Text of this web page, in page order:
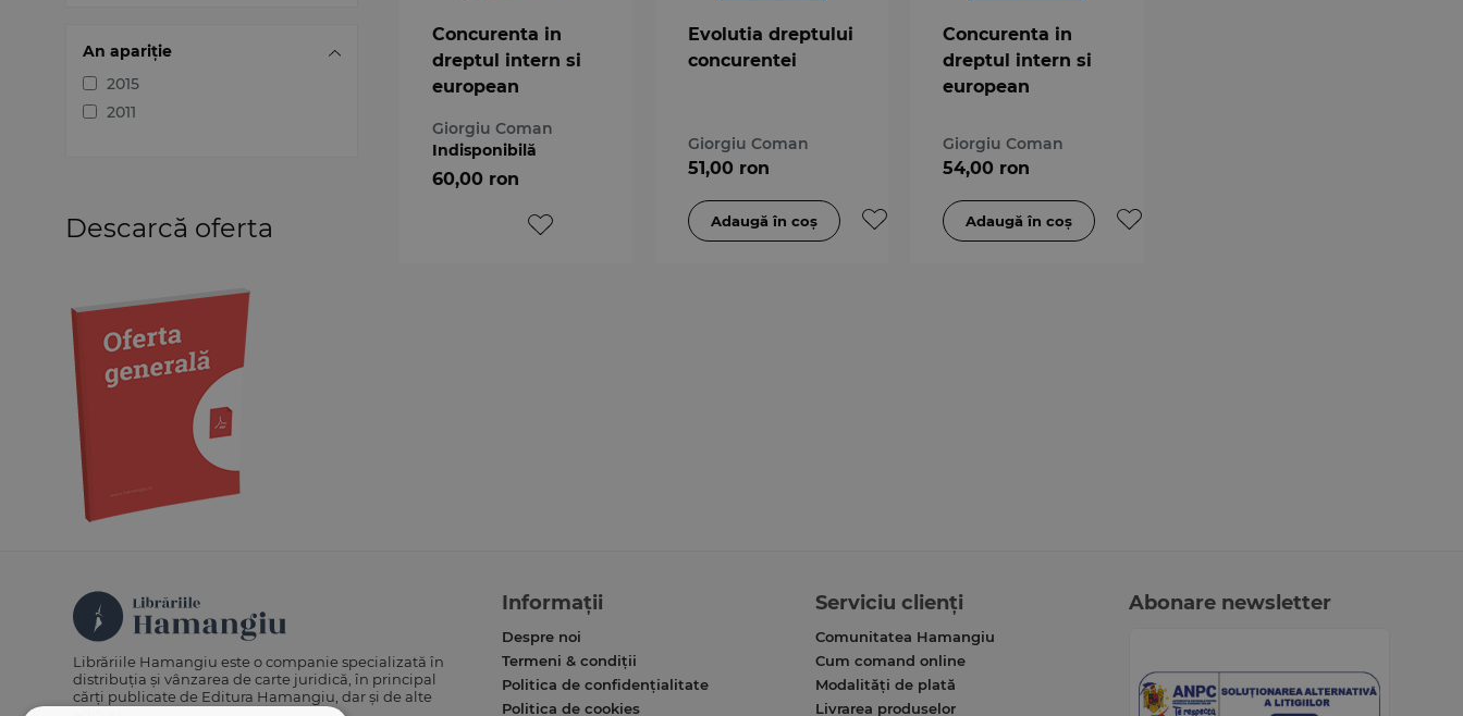
Dreptul muncii și securității
judecătorești
juridice
Protecția drepturilor omului
Psihologie
Teoria generală a dreptului
An apariție
2015
2011
Descarcă oferta
Concurenta in
dreptul intern si
european
Giorgiu Coman
Indisponibilă
60,00 ron
Evolutia dreptului
concurentei
Giorgiu Coman
51,00 ron
Concurenta in
dreptul intern si
european
Giorgiu Coman
54,00 ron
Librăriile Hamangiu este o companie specializată în
distribuția și vânzarea de carte juridică, în principal
cărți publicate de Editura Hamangiu, dar și de alte
Informații
Despre noi
Termeni & condiții
Politica de confidențialitate
Politica de cookies
Serviciu clienți
Comunitatea Hamangiu
Cum comand online
Modalități de plată
Livrarea produselor
Abonare newsletter